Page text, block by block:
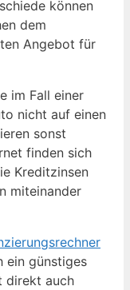
können
dem
Angebot für
im Fall einer
nicht auf einen
sonst
finden sich
Kreditzinsen
miteinander
ein günstiges
direkt auch